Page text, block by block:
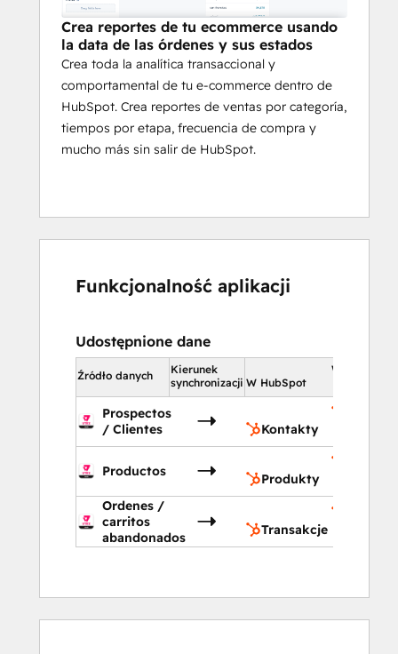
Crea reportes de tu ecommerce usando
la data de las órdenes y sus estados
Crea toda la analítica transaccional y
comportamental de tu e-commerce dentro de
HubSpot. Crea reportes de ventas por categoría,
tiempos por etapa, frecuencia de compra y
mucho más sin salir de HubSpot.
Funkcjonalność aplikacji
Udostępnione dane
Źródło danych
Kierunek
synchronizacji
W HubSpot
W HubSpot
Prospectos
/ Clientes
Kontakty
Productos
Produkty
Ordenes /
carritos
abandonados
Transakcje